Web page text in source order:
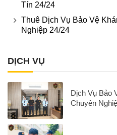
Tín 24/24
Thuê Dịch Vụ Bảo Vệ
Nghiệp 24/24
DỊCH VỤ
Dịch Vụ Bảo
Chuyên